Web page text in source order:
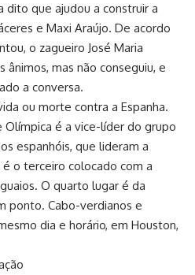
dito que ajudou a construir a
e Maxi Araújo. De acordo
o zagueiro José Maria
mas não conseguiu, e
a conversa.
ou morte contra a Espanha.
é a vice-líder do grupo
espanhóis, que lideram a
o terceiro colocado com a
O quarto lugar é da
ponto. Cabo-verdianos e
dia e horário, em Houston,